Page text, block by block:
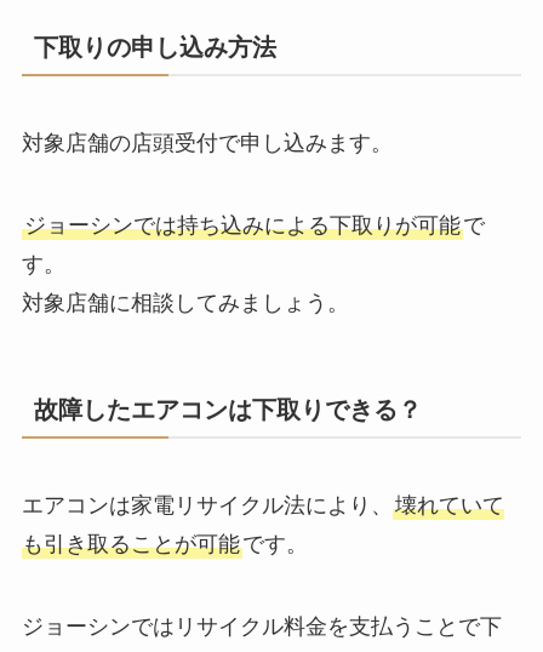
下取りの申し込み方法
対象店舗の店頭受付で申し込みます。
ジョーシンでは持ち込みによる下取りが可能で
す。
対象店舗に相談してみましょう。
故障したエアコンは下取りできる？
エアコンは家電リサイクル法により、 壊れていて
も引き取ることが可能です。
ジョーシンではリサイクル料金を支払うことで下